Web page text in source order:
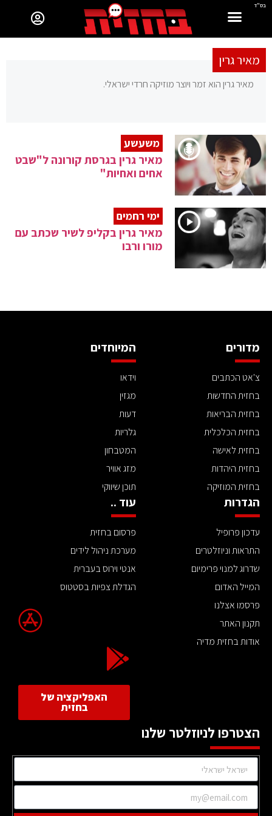
בס"ד
מאיר גרין
מאיר גרין הוא זמר ויוצר מוזיקה חרדי ישראלי.
משעשע
מאיר גרין בגרסת קורונה ל"שבט
אחים ואחיות"
ימי רחמים
מאיר גרין בקליפ לשיר שכתב עם
מורו ורבו
מדורים
צ'אט הכתבים
בחזית החדשות
בחזית הבריאות
בחזית הכלכלית
בחזית לאישה
בחזית היהדות
בחזית המוזיקה
המיוחדים
וידאו
מגזין
דעות
גלריות
המטבחון
מזג אוויר
תוכן שיווקי
הגדרות
עדכון פרופיל
התראות וניוזלטרים
שדרוג למנוי פרימיום
המייל האדום
פרסמו אצלנו
תקנון האתר
אודות בחזית מדיה
עוד ..
פרסום בחזית
מערכת ניהול לידים
אנטי וירוס בעברית
הגדלת צפיות בסטטוס
האפליקציה של
בחזית
הצטרפו לניוזלטר שלנו